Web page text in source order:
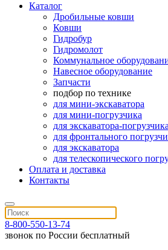
Каталог
Дробильные ковши
Ковши
Гидробур
Гидромолот
Коммунальное
Навесное оборудование
Запчасти
подбор по технике
для мини-экскаватора
для мини-погрузчика
для экскаватора-погрузчика
для фронтального
для экскаватора
для телескопического
Оплата и доставка
Контакты
8-800-550-13-74
звонок по России бесплатный